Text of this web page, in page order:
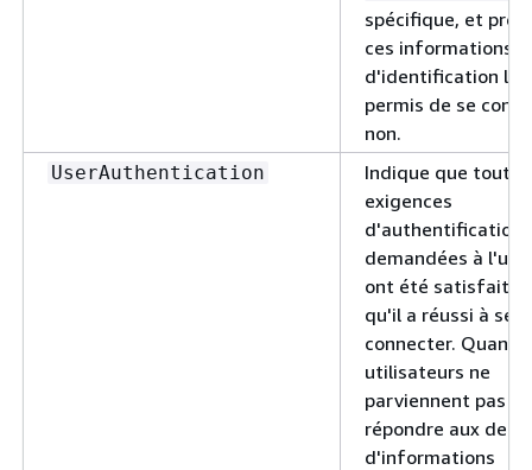
spécifique, et
ces informations
d'identification lui
permis de se
non.
UserAuthentication
Indique que
exigences
d'authentification
demandées à
ont été
qu'il a réussi à se
connecter. Quand
utilisateurs ne
parviennent pas à
répondre aux
d'informations